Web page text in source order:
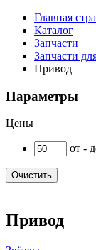
Главная
Каталог
Запчасти
Запчасти
Привод
Параметры
Цены
от -
Очистить
Привод